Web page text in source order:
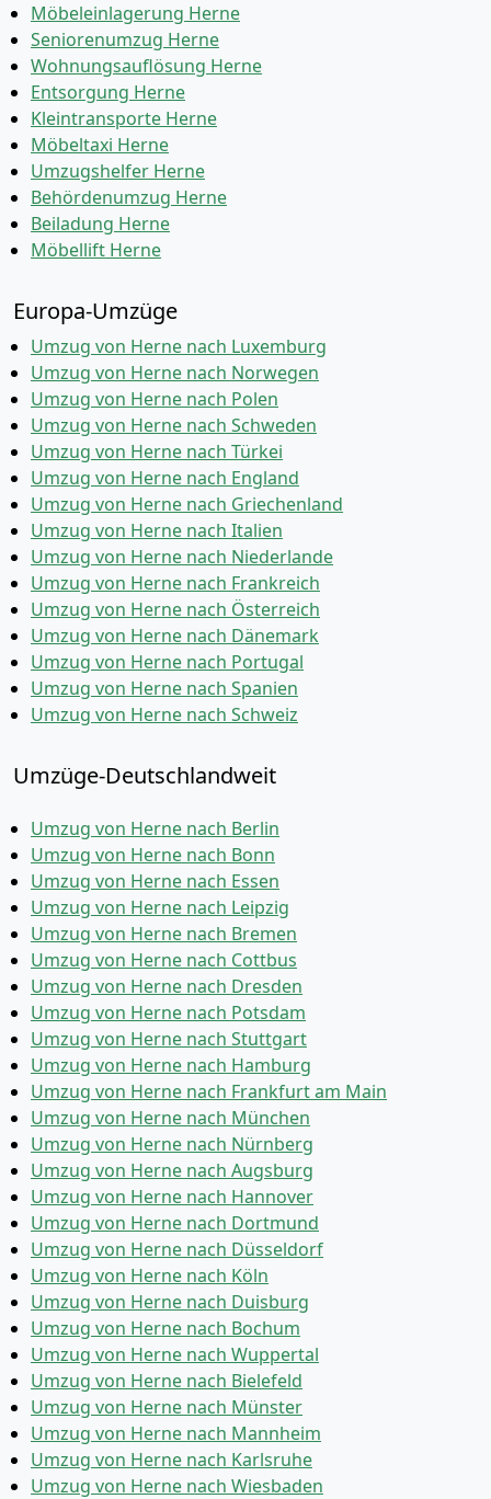
Möbeleinlagerung Herne
Seniorenumzug Herne
Wohnungsauflösung Herne
Entsorgung Herne
Kleintransporte Herne
Möbeltaxi Herne
Umzugshelfer Herne
Behördenumzug Herne
Beiladung Herne
Möbellift Herne
Europa-Umzüge
Umzug von Herne nach Luxemburg
Umzug von Herne nach Norwegen
Umzug von Herne nach Polen
Umzug von Herne nach Schweden
Umzug von Herne nach Türkei
Umzug von Herne nach England
Umzug von Herne nach Griechenland
Umzug von Herne nach Italien
Umzug von Herne nach Niederlande
Umzug von Herne nach Frankreich
Umzug von Herne nach Österreich
Umzug von Herne nach Dänemark
Umzug von Herne nach Portugal
Umzug von Herne nach Spanien
Umzug von Herne nach Schweiz
Umzüge-Deutschlandweit
Umzug von Herne nach Berlin
Umzug von Herne nach Bonn
Umzug von Herne nach Essen
Umzug von Herne nach Leipzig
Umzug von Herne nach Bremen
Umzug von Herne nach Cottbus
Umzug von Herne nach Dresden
Umzug von Herne nach Potsdam
Umzug von Herne nach Stuttgart
Umzug von Herne nach Hamburg
Umzug von Herne nach Frankfurt am Main
Umzug von Herne nach München
Umzug von Herne nach Nürnberg
Umzug von Herne nach Augsburg
Umzug von Herne nach Hannover
Umzug von Herne nach Dortmund
Umzug von Herne nach Düsseldorf
Umzug von Herne nach Köln
Umzug von Herne nach Duisburg
Umzug von Herne nach Bochum
Umzug von Herne nach Wuppertal
Umzug von Herne nach Bielefeld
Umzug von Herne nach Münster
Umzug von Herne nach Mannheim
Umzug von Herne nach Karlsruhe
Umzug von Herne nach Wiesbaden